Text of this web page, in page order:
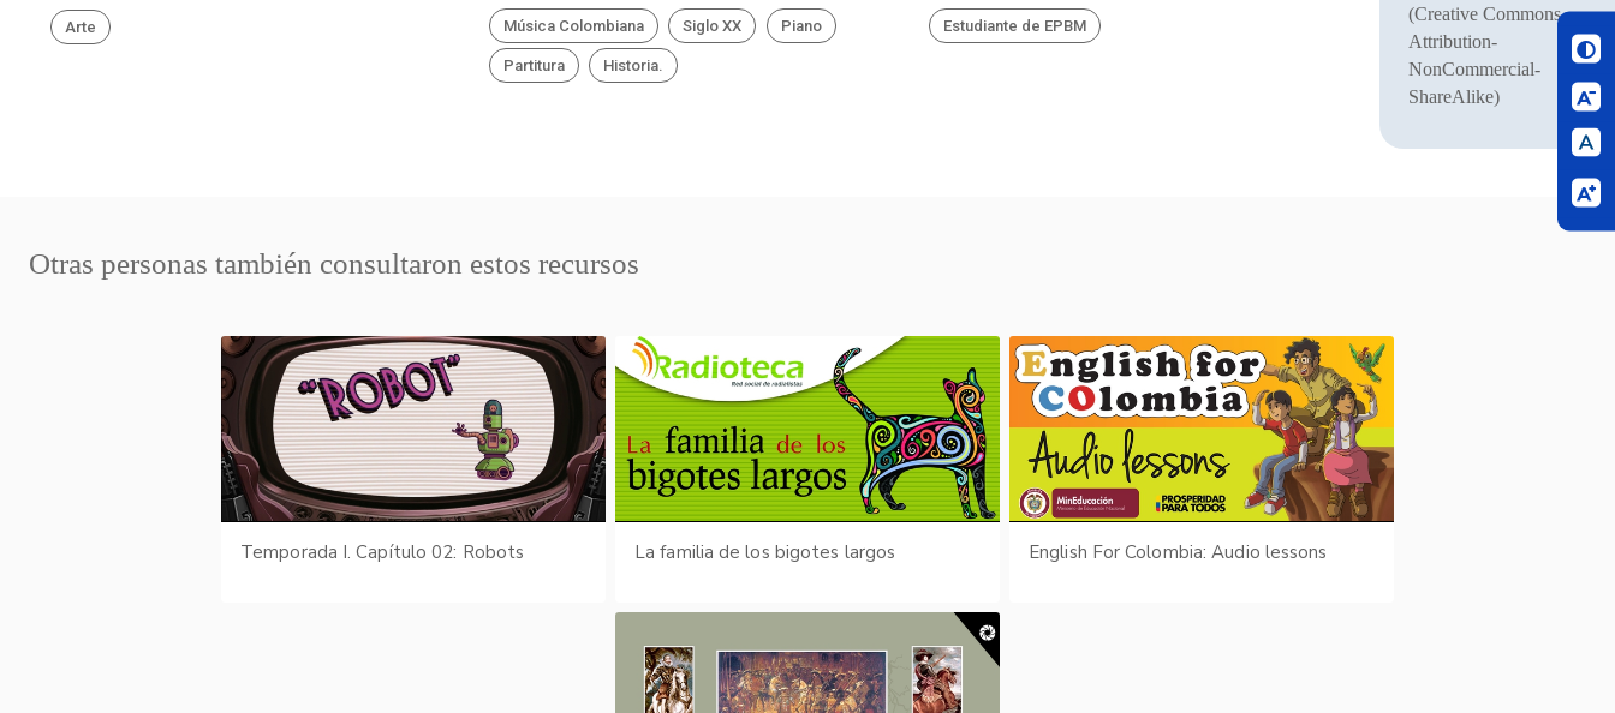
Arte Música Colombiana Siglo XX Piano
Partitura Historia.
Estudiante de EPBM
(Creative Commons
Attribution-
NonCommercial-
ShareAlike)
Otras personas también consultaron estos recursos
Temporada I. Capítulo 02: Robots La familia de los bigotes largos English For Colombia: Audio lessons